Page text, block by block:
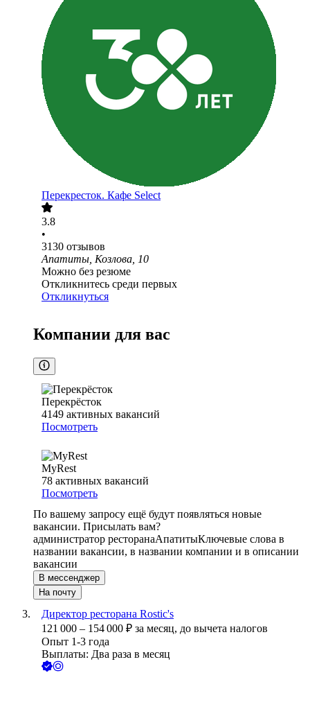
Перекресток. Кафе Select
3.8
•
3130 отзывов
Апатиты, Козлова, 10
Можно без резюме
Откликнитесь среди первых
Откликнуться
Компании для вас
Перекрёсток
4149 активных вакансий
Посмотреть
MyRest
78 активных вакансий
Посмотреть
По вашему запросу ещё будут появляться новые
вакансии. Присылать вам?
администратор ресторанаАпатитыКлючевые слова в
названии вакансии, в названии компании и в описании
вакансии
В мессенджер
На почту
Директор ресторана Rostic's
121 000 – 154 000 ₽ за месяц, до вычета налогов
Опыт 1-3 года
Выплаты: Два раза в месяц